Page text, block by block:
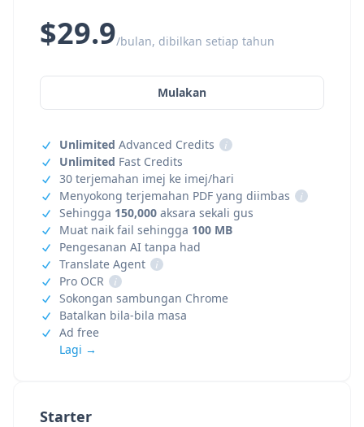
Starter
$29.9/bulan, dibilkan setiap tahun
Mulakan
Unlimited Advanced Credits
i
Unlimited Fast Credits
30 terjemahan imej ke imej/hari
Menyokong terjemahan PDF yang diimbas
i
Sehingga 150,000 aksara sekali gus
Muat naik fail sehingga 100 MB
Pengesanan AI tanpa had
Translate Agent
i
Pro OCR
i
Sokongan sambungan Chrome
Batalkan bila-bila masa
Ad free
Lagi →